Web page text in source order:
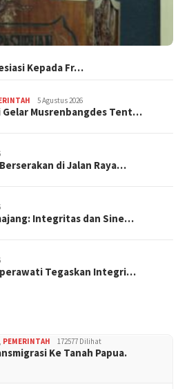
Kepada Fr…
5 Agustus 2026
Gelar Musrenbangdes Tent…
di Jalan Raya…
Integritas dan Sine…
Tegaskan Integri…
, PEMERINTAH 172577 Dilihat
Ke Tanah Papua.